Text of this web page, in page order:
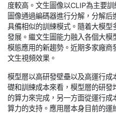
度較高。文生圖像以CLIP為主要
圖像通過編碼器進行分解，分解
具備相似的訓練模式。隨着大模
發展。繼文生圖能力融入各個大
模態應用的新趨勢。近期多家廠
文生視頻效果。
模型層以高研發壁壘以及高運行
礎和訓練成本來看，模型層的研發
的算力來完成，另一方面從運行
算力的支持。應用層本身目前的